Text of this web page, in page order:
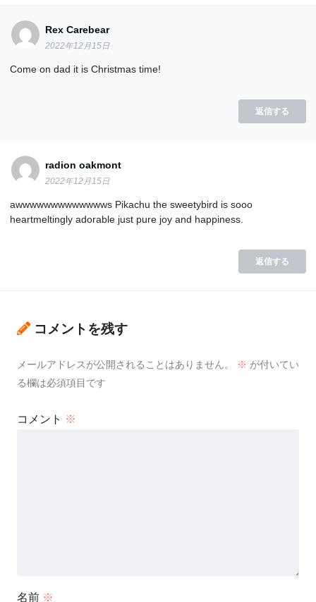
Rex Carebear
2022年12月15日
Come on dad it is Christmas time!
返信する
radion oakmont
2022年12月15日
awwwwwwwwwwwwws Pikachu the sweetybird is sooo
heartmeltingly adorable just pure joy and happiness.
返信する
コメントを残す
メールアドレスが公開されることはありません。 ※ が付いてい
る欄は必須項目です
コメント ※
名前 ※